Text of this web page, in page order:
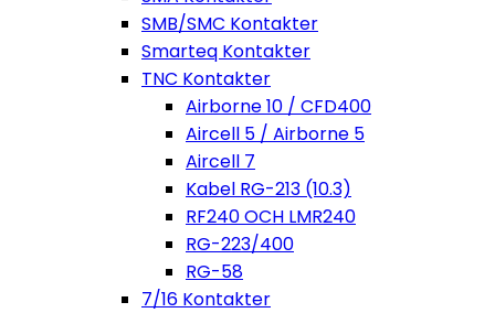
SMB/SMC Kontakter
Smarteq Kontakter
TNC Kontakter
Airborne 10 / CFD400
Aircell 5 / Airborne 5
Aircell 7
Kabel RG-213 (10.3)
RF240 OCH LMR240
RG-223/400
RG-58
7/16 Kontakter